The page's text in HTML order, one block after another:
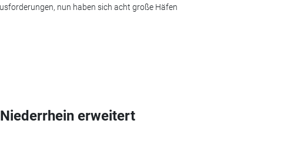
nun haben sich acht große Häfen
erweitert